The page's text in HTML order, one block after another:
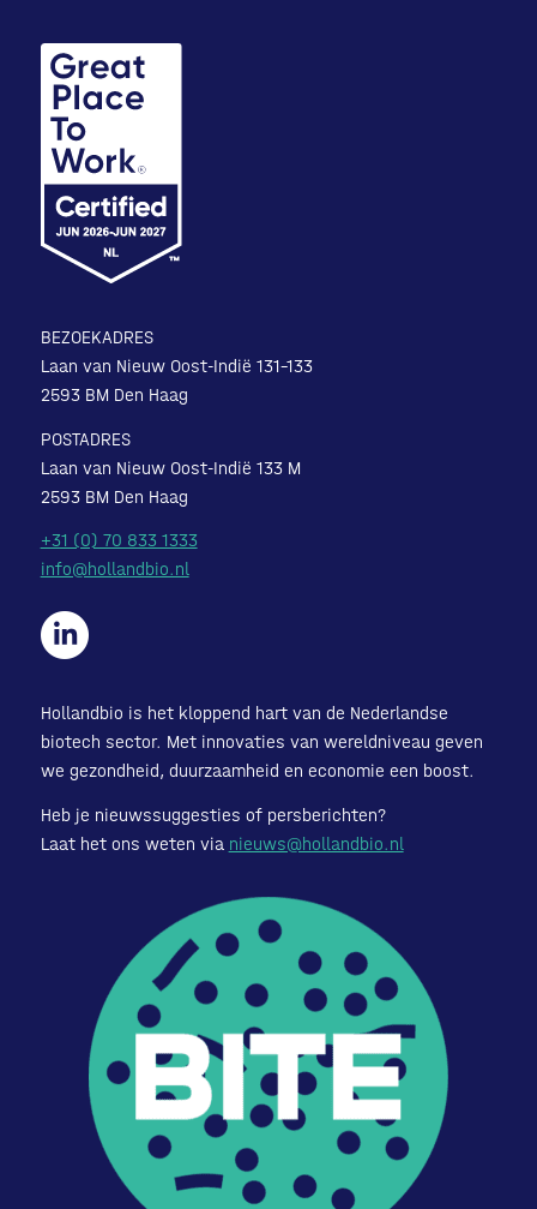
BEZOEKADRES
Laan van Nieuw Oost-Indië 131-133
2593 BM Den Haag
POSTADRES
Laan van Nieuw Oost-Indië 133 M
2593 BM Den Haag
+31 (0) 70 833 1333
info@hollandbio.nl
Hollandbio is het kloppend hart van de Nederlandse
biotech sector. Met innovaties van wereldniveau geven
we gezondheid, duurzaamheid en economie een boost.
Heb je nieuwssuggesties of persberichten?
Laat het ons weten via nieuws@hollandbio.nl